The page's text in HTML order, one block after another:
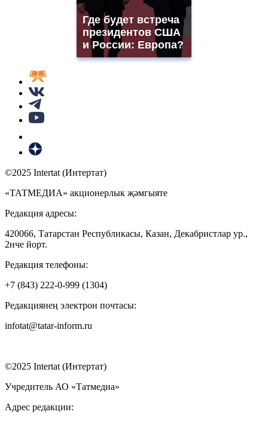
Где будет встреча
президентов США
и России: Европа?
©2025 Intertat (Интертат)
«ТАТМЕДИА» акционерлык җәмгыяте
Редакция адресы:
420066, Татарстан Республикасы, Казан, Декабристлар ур.,
2нче йорт.
Редакция телефоны:
+7 (843) 222-0-999 (1304)
Редакциянең электрон почтасы:
infotat@tatar-inform.ru
©2025 Intertat (Интертат)
Учредитель АО «Татмедиа»
Адрес редакции: